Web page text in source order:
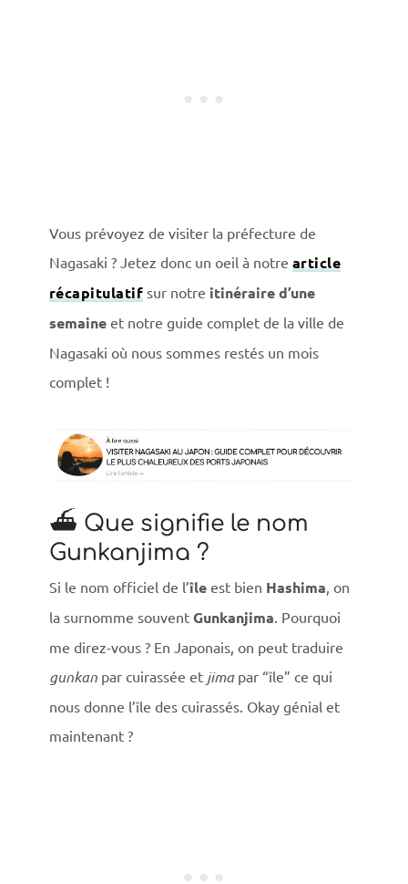
Vous prévoyez de visiter la préfecture de
Nagasaki ? Jetez donc un oeil à notre article
récapitulatif sur notre itinéraire d’une
semaineet notre guide complet de la ville de
Nagasaki où nous sommes restés un mois
complet !
⛴️ Que signifie le nom
Gunkanjima ?
Si le nom officiel de l’îleest bien Hashima , on
la surnomme souvent Gunkanjima . Pourquoi
me direz-vous ? En Japonais, on peut traduire
gunkanpar cuirassée et jimapar “île” ce qui
nous donne l’île des cuirassés. Okay génial et
maintenant ?